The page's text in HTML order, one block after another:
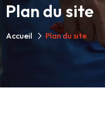
Plan du site
Accueil Plan du site